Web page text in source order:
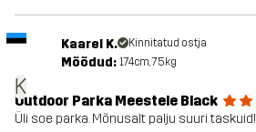
K
Kaarel K. Kinnitatud ostja
Mõõdud: 174cm, 75kg
Outdoor Parka Meestele Black
Üli soe parka. Mõnusalt palju suuri taskuid!